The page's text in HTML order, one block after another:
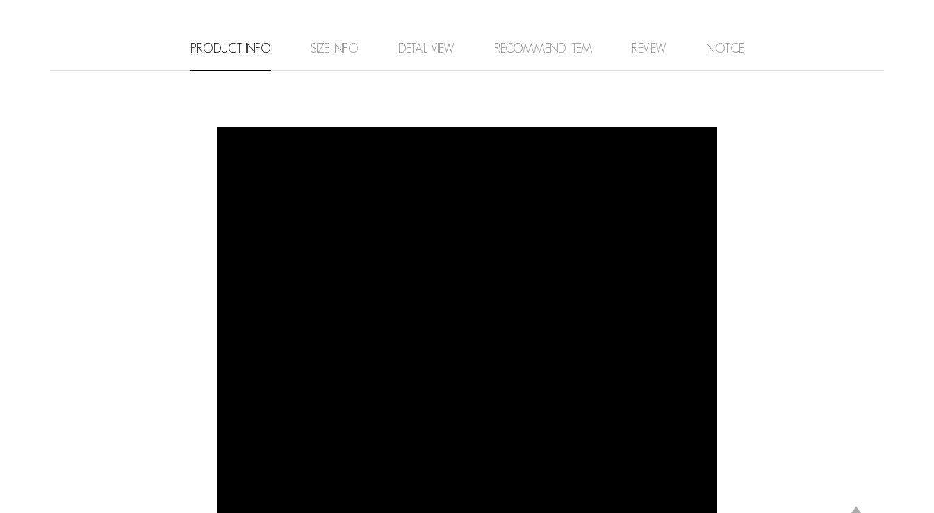
PRODUCT INFO SIZE INFO DETAIL VIEW RECOMMEND ITEM REVIEW NOTICE